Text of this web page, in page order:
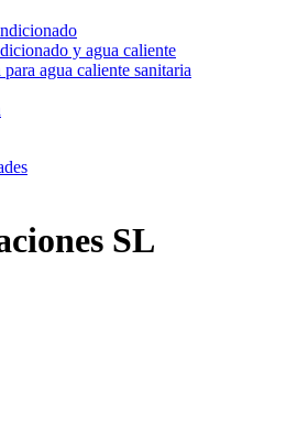
y agua caliente
agua caliente sanitaria
SL